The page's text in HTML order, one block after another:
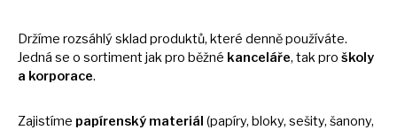
Držíme rozsáhlý sklad produktů, které denně používáte.
Jedná se o sortiment jak pro běžné kanceláře, tak pro školy
a korporace.
Zajistíme papírenský materiál (papíry, bloky, sešity, šanony,